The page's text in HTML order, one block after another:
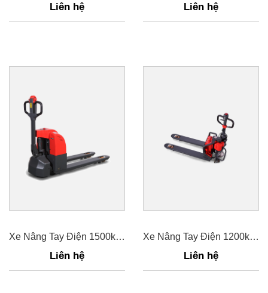
Liên hệ Liên hệ
Xe Nâng Tay Điện 1500kg SPT 15N
Liên hệ
Xe Nâng Tay Điện 1200kg PT E12
Liên hệ